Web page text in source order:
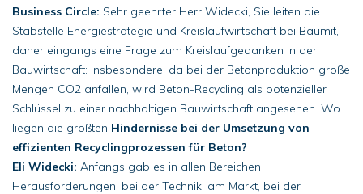
Business Circle: Sehr geehrter Herr Widecki, Sie leiten die
Stabstelle Energiestrategie und Kreislaufwirtschaft bei Baumit,
daher eingangs eine Frage zum Kreislaufgedanken in der
Bauwirtschaft: Insbesondere, da bei der Betonproduktion große
Mengen CO2 anfallen, wird Beton-Recycling als potenzieller
Schlüssel zu einer nachhaltigen Bauwirtschaft angesehen. Wo
liegen die größten Hindernisse bei der Umsetzung von
effizienten Recyclingprozessen für Beton?
Eli Widecki: Anfangs gab es in allen Bereichen
Herausforderungen, bei der Technik, am Markt, bei der